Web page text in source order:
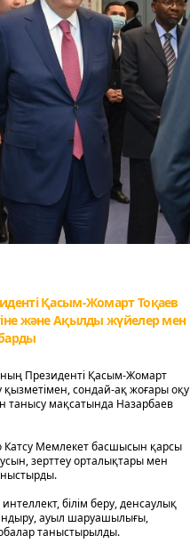
Қасым-Жомарт Тоқаев
және Ақылды жүйелер мен
Президенті Қасым-Жомарт
қызметімен, сондай-ақ жоғары оқу
танысу мақсатында Назарбаев
Мемлекет басшысын қарсы
зерттеу орталықтары мен
білім беру, денсаулық
ауыл шаруашылығы,
таныстырылды.